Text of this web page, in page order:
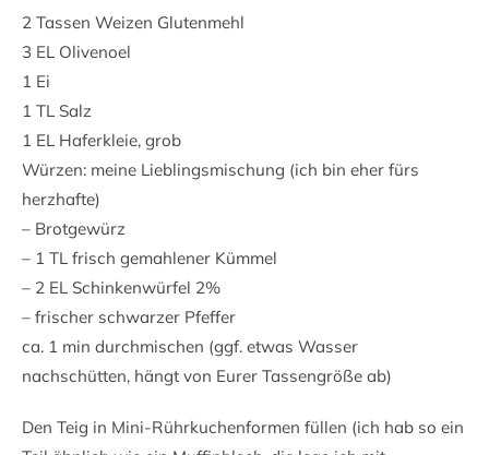
2 Tassen Weizen Glutenmehl
3 EL Olivenoel
1 Ei
1 TL Salz
1 EL Haferkleie, grob
Würzen: meine Lieblingsmischung (ich bin eher fürs
herzhafte)
– Brotgewürz
– 1 TL frisch gemahlener Kümmel
– 2 EL Schinkenwürfel 2%
– frischer schwarzer Pfeffer
ca. 1 min durchmischen (ggf. etwas Wasser
nachschütten, hängt von Eurer Tassengröße ab)
Den Teig in Mini-Rührkuchenformen füllen (ich hab so ein